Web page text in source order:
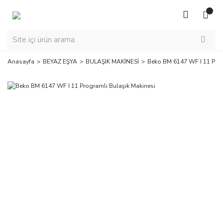
Anasayfa BEYAZ EŞYA BULAŞIK MAKİNESİ Beko BM 6147 WF I 11